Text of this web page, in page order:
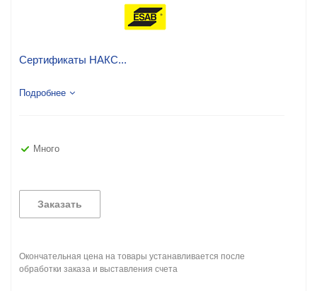
Сертификаты НАКС...
Подробнее
Много
Заказать
Окончательная цена на товары устанавливается после
обработки заказа и выставления счета